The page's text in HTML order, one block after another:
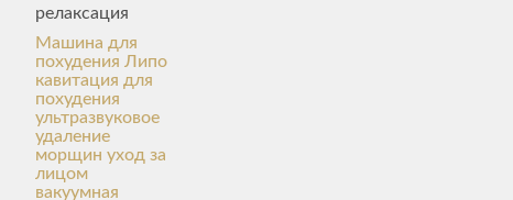
релаксация
Машина для
похудения Липо
кавитация для
похудения
ультразвуковое
удаление
морщин уход за
лицом
вакуумная